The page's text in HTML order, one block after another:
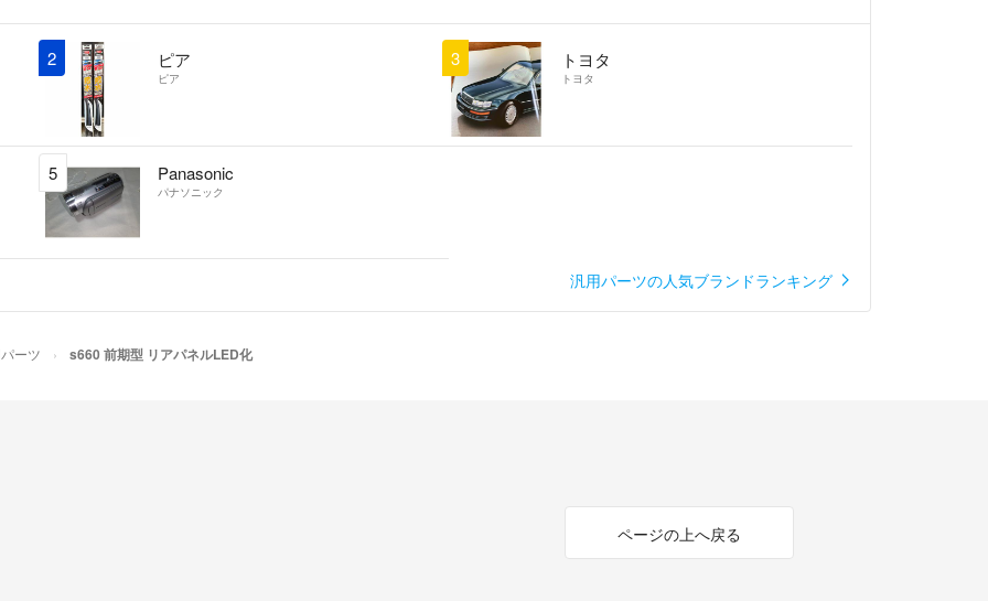
2 ピア
ピア
3 トヨタ
トヨタ
5 Panasonic
パナソニック
汎用パーツの人気ブランドランキング
ーツ s660 前期型 リアパネルLED化
ページの上へ戻る